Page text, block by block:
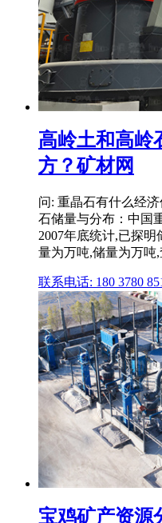
高岭土和高岭
方？矿材网
问: 重晶石有什么经
石储量与分布：中国
2007年底统计,已探
量为万吨,储量为万吨,
联系电话: 180 3780
宝鸡矿产资源